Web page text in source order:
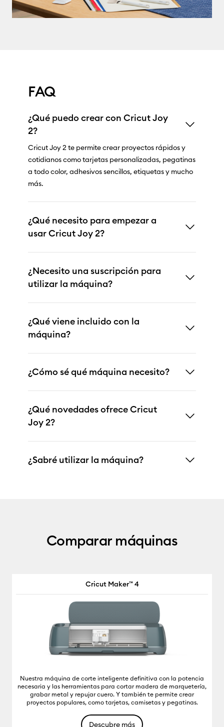
FAQ
¿Qué puedo crear con Cricut Joy
2?
Cricut Joy 2 te permite crear proyectos rápidos y
cotidianos como tarjetas personalizadas, pegatinas
a todo color, adhesivos sencillos, etiquetas y mucho
más.
¿Qué necesito para empezar a
usar Cricut Joy 2?
¿Necesito una suscripción para
utilizar la máquina?
¿Qué viene incluido con la
máquina?
¿Cómo sé qué máquina necesito?
¿Qué novedades ofrece Cricut
Joy 2?
¿Sabré utilizar la máquina?
Comparar máquinas
Cricut Maker™ 4
Nuestra máquina de corte inteligente definitiva con la potencia
necesaria y las herramientas para cortar madera de marquetería,
grabar metal y repujar cuero. Y también te permite crear
proyectos populares, como tarjetas, camisetas y pegatinas.
Descubre más